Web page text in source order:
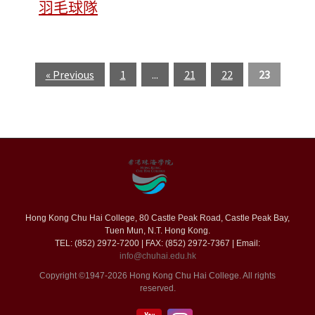
羽毛球隊
« Previous 1 ... 21 22 23
Hong Kong Chu Hai College, 80 Castle Peak Road, Castle Peak Bay,
Tuen Mun, N.T. Hong Kong.
TEL: (852) 2972-7200 | FAX: (852) 2972-7367 | Email:
info@chuhai.edu.hk
Copyright ©1947-2026 Hong Kong Chu Hai College. All rights
reserved.